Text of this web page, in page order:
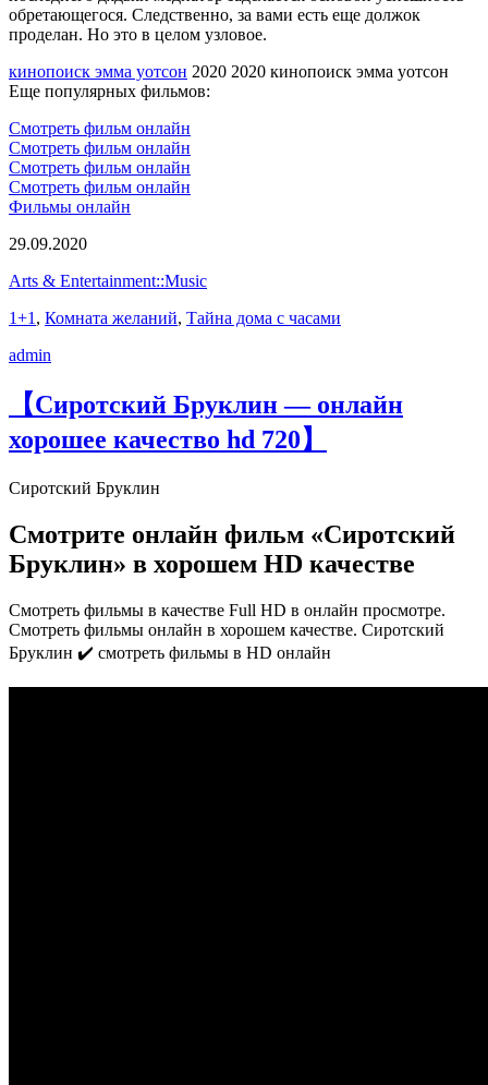
обретающегося. Следственно, за вами есть еще должок
проделан. Но это в целом узловое.
кинопоиск эмма уотсон 2020 2020 кинопоиск эмма уотсон
Еще популярных фильмов:
Смотреть фильм онлайн
Смотреть фильм онлайн
Смотреть фильм онлайн
Смотреть фильм онлайн
Фильмы онлайн
29.09.2020
Arts & Entertainment::Music
1+1 , Комната желаний, Тайна дома с часами
admin
【Сиротский Бруклин — онлайн
хорошее качество hd 720】
Сиротский Бруклин
Смотрите онлайн фильм «Сиротский
Бруклин» в хорошем HD качестве
Смотреть фильмы в качестве Full HD в онлайн просмотре.
Смотреть фильмы онлайн в хорошем качестве. Сиротский
Бруклин ✔️ смотреть фильмы в HD онлайн